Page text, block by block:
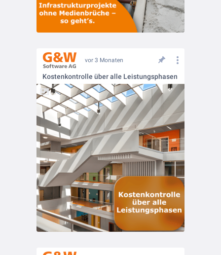
vor 3 Monaten
Kostenkontrolle über alle Leistungsphasen